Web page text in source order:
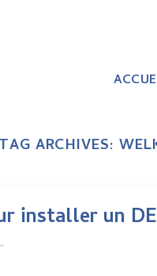
TAG ARCHIVES:
installer un